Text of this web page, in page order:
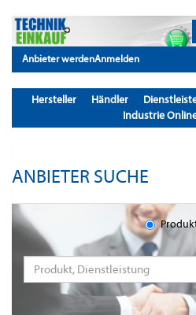
Anbieter werdenAnmelden
Hersteller Händler
Industrie
ANBIETER SUCHE